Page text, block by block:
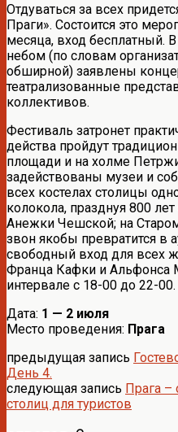
Отдуваться за всех
Праги». Состоится это
месяца, вход бесплатный.
небом (по словам
обширной) заявлены
театрализованные
коллективов.
Фестиваль затронет
действа пройдут
площади и на холме
задействованы музеи и
всех костелах столицы
колокола, празднуя 800
Анежки Чешской; на
звон якобы превратится в
свободный вход для всех
Франца Кафки и Альфонса
интервале с 18-00 до 22-00.
Дата: 1 — 2 июля
Место проведения: Прага
предыдущая запись
День 4.
следующая запись Прага –
столиц для туристов